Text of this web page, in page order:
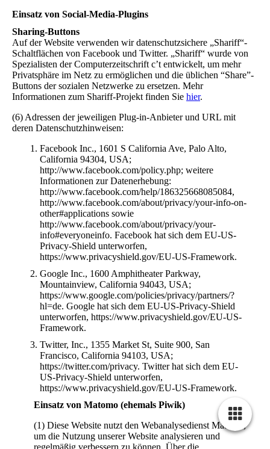
Einsatz von Social-Media-Plugins
Sharing-Buttons
Auf der Website verwenden wir datenschutzsichere „Shariff“-
Schaltflächen von Facebook und Twitter. „Shariff“ wurde von
Spezialisten der Computerzeitschrift c’t entwickelt, um mehr
Privatsphäre im Netz zu ermöglichen und die üblichen “Share”-
Buttons der sozialen Netzwerke zu ersetzen. Mehr
Informationen zum Shariff-Projekt finden Sie hier.
(6) Adressen der jeweiligen Plug-in-Anbieter und URL mit
deren Datenschutzhinweisen:
Facebook Inc., 1601 S California Ave, Palo Alto,
California 94304, USA;
http://www.facebook.com/policy.php; weitere
Informationen zur Datenerhebung:
http://www.facebook.com/help/186325668085084,
http://www.facebook.com/about/privacy/your-info-on-
other#applications sowie
http://www.facebook.com/about/privacy/your-
info#everyoneinfo. Facebook hat sich dem EU-US-
Privacy-Shield unterworfen,
https://www.privacyshield.gov/EU-US-Framework.
Google Inc., 1600 Amphitheater Parkway,
Mountainview, California 94043, USA;
https://www.google.com/policies/privacy/partners/?
hl=de. Google hat sich dem EU-US-Privacy-Shield
unterworfen, https://www.privacyshield.gov/EU-US-
Framework.
Twitter, Inc., 1355 Market St, Suite 900, San
Francisco, California 94103, USA;
https://twitter.com/privacy. Twitter hat sich dem EU-
US-Privacy-Shield unterworfen,
https://www.privacyshield.gov/EU-US-Framework.
Einsatz von Matomo (ehemals Piwik)
(1) Diese Website nutzt den Webanalysedienst Matomo,
um die Nutzung unserer Website analysieren und